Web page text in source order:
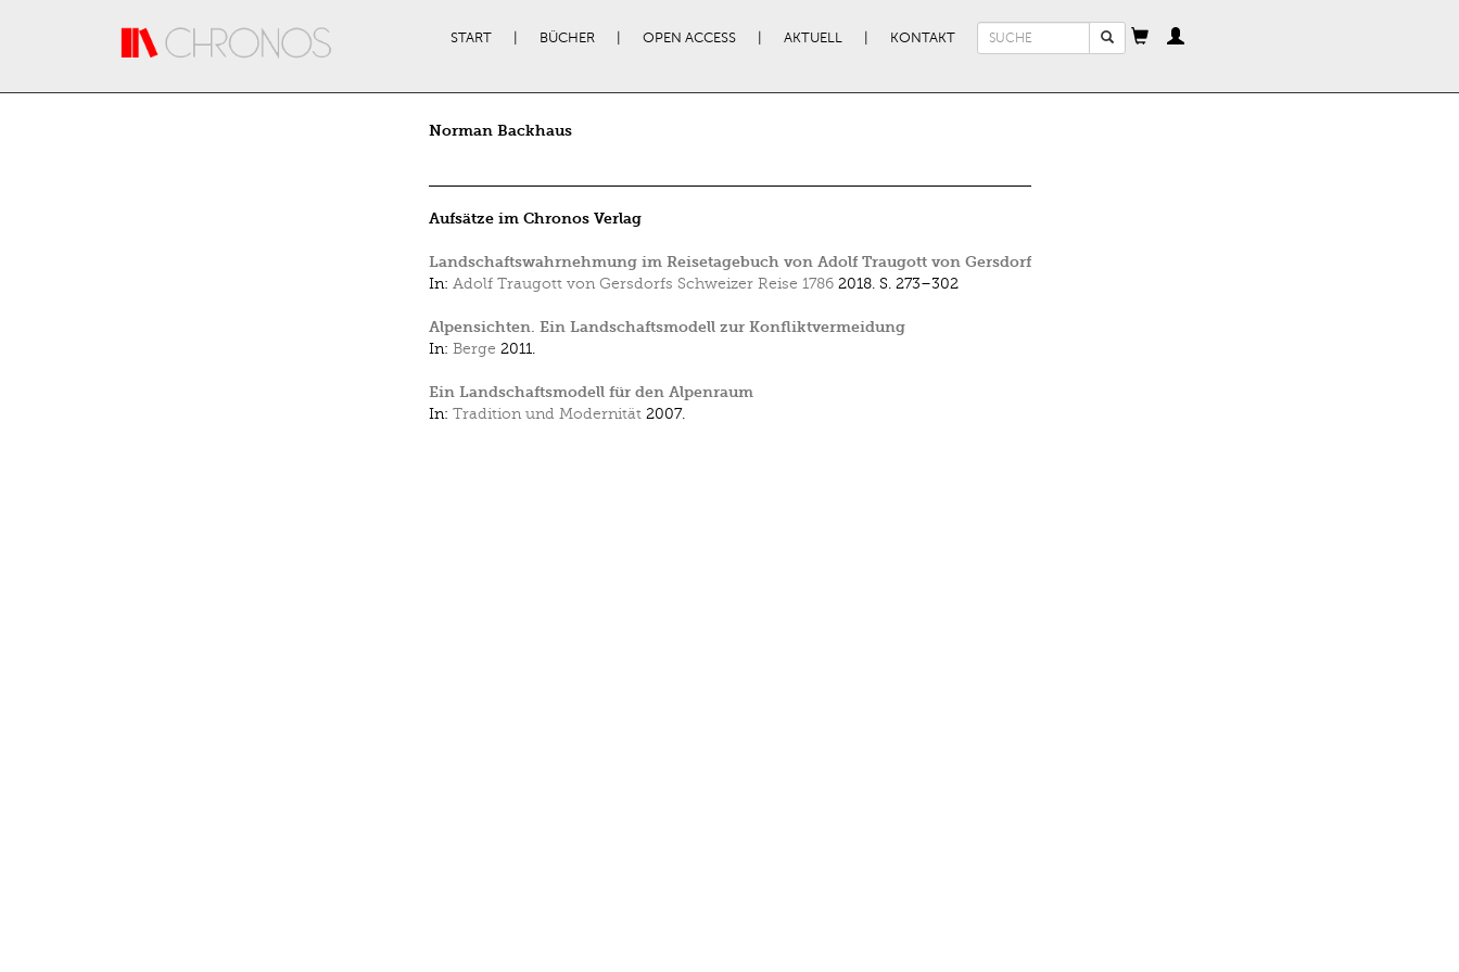
START BÜCHER OPEN ACCESS AKTUELL KONTAKT
Suchformular
Norman Backhaus
Aufsätze im Chronos Verlag
Landschaftswahrnehmung im Reisetagebuch von Adolf Traugott von Gersdorf
In: Adolf Traugott von Gersdorfs Schweizer Reise 1786 2018. S. 273–302
Alpensichten. Ein Landschaftsmodell zur Konfliktvermeidung
In: Berge 2011.
Ein Landschaftsmodell für den Alpenraum
In: Tradition und Modernität 2007.